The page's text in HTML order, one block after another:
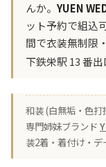
んか。 YUEN
ット予約で組込
間で衣装無制限
下鉄栄駅 13 番出
和装 (白無垢・色
専門姉妹ブランド
装2着・着付け・デ